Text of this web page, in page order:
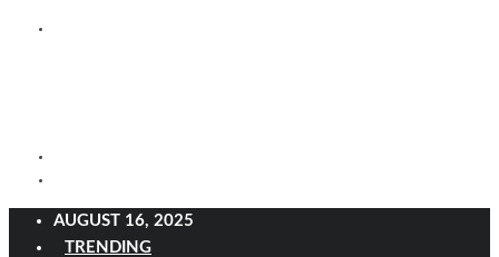
AUGUST 16, 2025
TRENDING